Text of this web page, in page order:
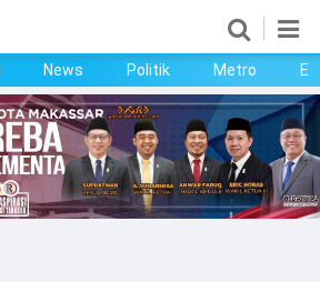
News Politik Metro